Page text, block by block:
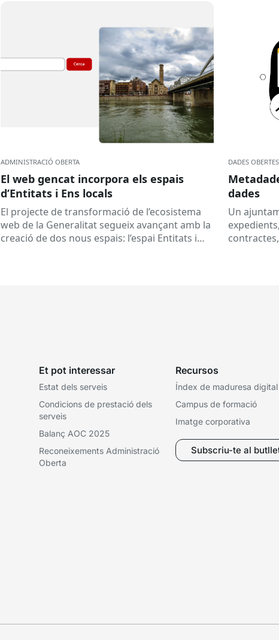
ADMINISTRACIÓ OBERTA
El web gencat incorpora els espais
d’Entitats i Ens locals
El projecte de transformació de l’ecosistema
web de la Generalitat segueix avançant amb la
creació de dos nous espais: l’espai Entitats i
DADES
dades
Un
Et pot interessar
Estat dels serveis
Condicions de prestació dels
serveis
Balanç AOC 2025
Reconeixements Administració
Oberta
Recursos
Índex de maduresa
Campus de formació
Imatge corporativa
Subscriu-te al